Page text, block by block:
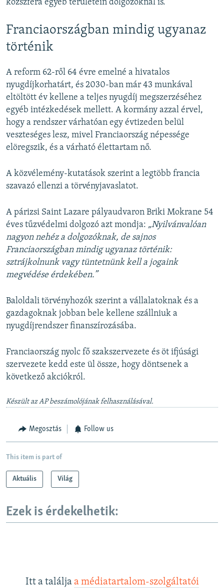
közszféra egyéb területein dolgozóknál is.
Franciaországban mindig ugyanaz
történik
A reform 62-ről 64 évre emelné a hivatalos
nyugdíjkorhatárt, és 2030-ban már 43 munkával
eltöltött év kellene a teljes nyugdíj megszerzéséhez
egyéb intézkedések mellett. A kormány azzal érvel,
hogy a rendszer várhatóan egy évtizeden belül
veszteséges lesz, mivel Franciaország népessége
elöregszik, és a várható élettartam nő.
A közvélemény-kutatások szerint a legtöbb francia
szavazó ellenzi a törvényjavaslatot.
A párizsi Saint Lazare pályaudvaron Briki Mokrane 54
éves tűzvédelmi dolgozó azt mondja: „Nyilvánvalóan
nagyon nehéz a dolgozóknak, de sajnos
Franciaországban mindig ugyanaz történik:
sztrájkolnunk vagy tüntetnünk kell a jogaink
megvédése érdekében.”
Baloldali törvényhozók szerint a vállalatoknak és a
gazdagoknak jobban bele kellene szállniuk a
nyugdíjrendszer finanszírozásába.
Franciaország nyolc fő szakszervezete és öt ifjúsági
szervezete kedd este ül össze, hogy döntsenek a
következő akciókról.
Készült az AP beszámolójának felhasználásával.
Megosztás Follow us
This item is part of
Aktuális Világ
Ezek is érdekelhetik:
Itt a találja a médiatartalom-szolgáltatói